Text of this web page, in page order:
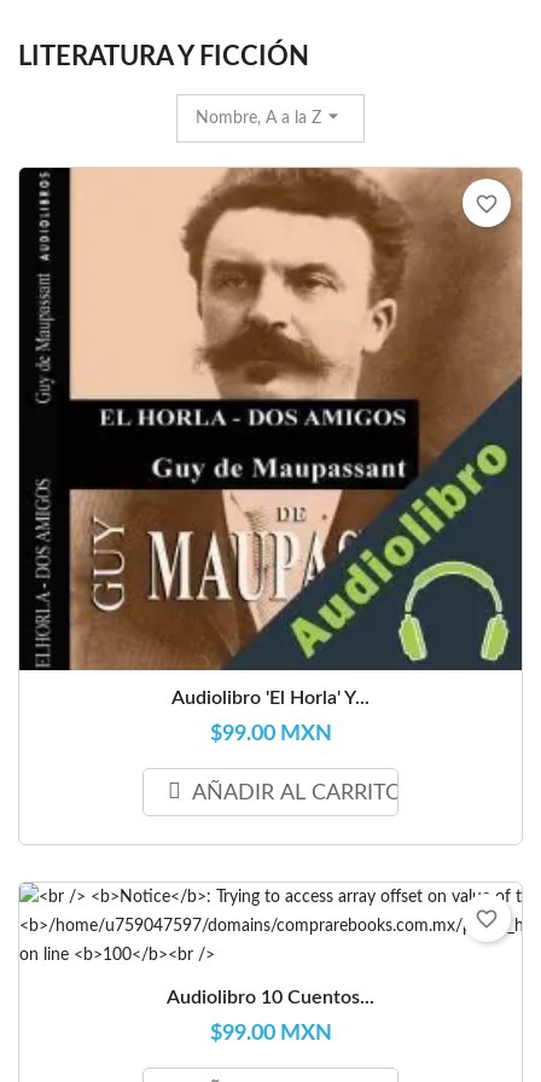
LITERATURA Y FICCIÓN
Nombre, A a la Z
Audiolibro 'El Horla' Y...
$99.00 MXN
AÑADIR AL CARRITO
favorite_border
Audiolibro 10 Cuentos...
$99.00 MXN
favorite_border